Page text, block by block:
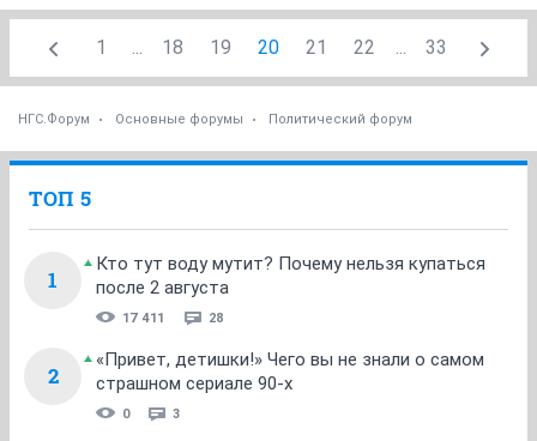
1 ... 18 19 20 21 22 ... 33
НГС.Форум Основные форумы Политический форум
ТОП 5
1
Кто тут воду мутит? Почему нельзя купаться
после 2 августа
17 411 28
2
«Привет, детишки!» Чего вы не знали о самом
страшном сериале 90-х
0 3